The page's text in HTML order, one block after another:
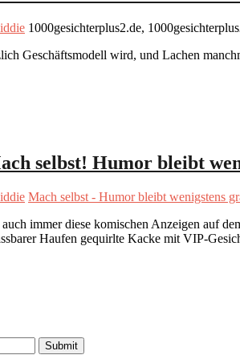
1000gesichterplus2.de,
Geschäftsmodell wird, und Lachen
selbst! Humor bleibt
Mach selbst - Humor bleibt wenigstens
immer diese komischen Anzeigen auf
Haufen gequirlte Kacke mit VIP-